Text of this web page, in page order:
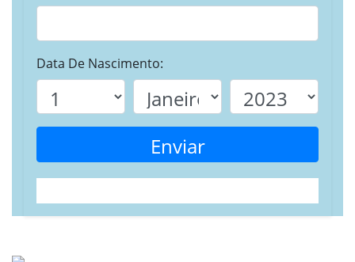
Data De Nascimento:
Enviar